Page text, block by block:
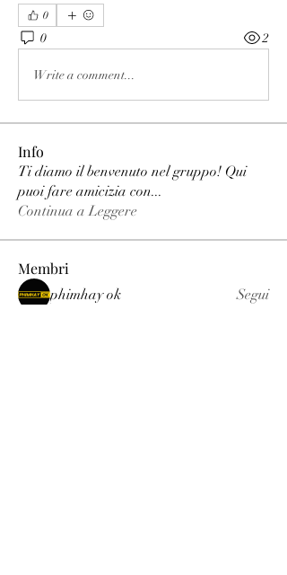
0
0 2
Write a comment...
Info
Ti diamo il benvenuto nel gruppo! Qui
puoi fare amicizia con...
Continua a Leggere
Membri
phimhay ok
Segui